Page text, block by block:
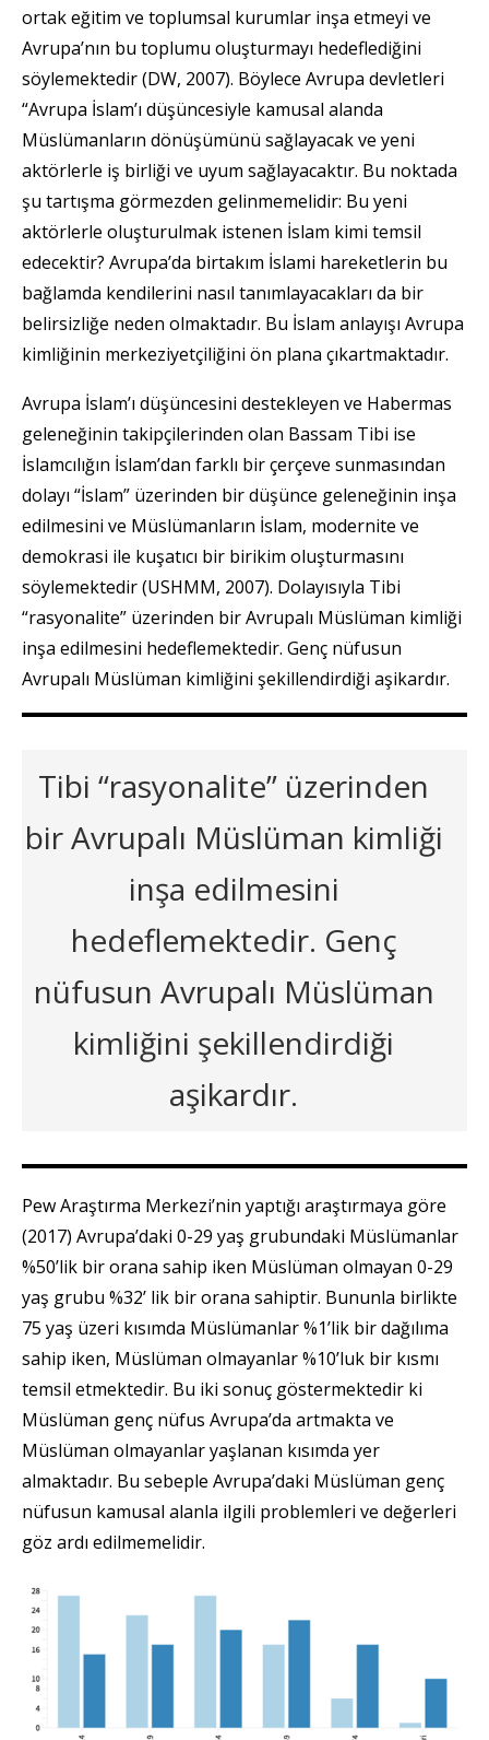
ortak eğitim ve toplumsal kurumlar inşa etmeyi ve
Avrupa’nın bu toplumu oluşturmayı hedeflediğini
söylemektedir (DW, 2007). Böylece Avrupa devletleri
“Avrupa İslam’ı düşüncesiyle kamusal alanda
Müslümanların dönüşümünü sağlayacak ve yeni
aktörlerle iş birliği ve uyum sağlayacaktır. Bu noktada
şu tartışma görmezden gelinmemelidir: Bu yeni
aktörlerle oluşturulmak istenen İslam kimi temsil
edecektir? Avrupa’da birtakım İslami hareketlerin bu
bağlamda kendilerini nasıl tanımlayacakları da bir
belirsizliğe neden olmaktadır. Bu İslam anlayışı Avrupa
kimliğinin merkeziyetçiliğini ön plana çıkartmaktadır.
Avrupa İslam’ı düşüncesini destekleyen ve Habermas
geleneğinin takipçilerinden olan Bassam Tibi ise
İslamcılığın İslam’dan farklı bir çerçeve sunmasından
dolayı “İslam” üzerinden bir düşünce geleneğinin inşa
edilmesini ve Müslümanların İslam, modernite ve
demokrasi ile kuşatıcı bir birikim oluşturmasını
söylemektedir (USHMM, 2007). Dolayısıyla Tibi
“rasyonalite” üzerinden bir Avrupalı Müslüman kimliği
inşa edilmesini hedeflemektedir. Genç nüfusun
Avrupalı Müslüman kimliğini şekillendirdiği aşikardır.
Tibi “rasyonalite” üzerinden
bir Avrupalı Müslüman kimliği
inşa edilmesini
hedeflemektedir. Genç
nüfusun Avrupalı Müslüman
kimliğini şekillendirdiği
aşikardır.
Pew Araştırma Merkezi’nin yaptığı araştırmaya göre
(2017) Avrupa’daki 0-29 yaş grubundaki Müslümanlar
%50’lik bir orana sahip iken Müslüman olmayan 0-29
yaş grubu %32’ lik bir orana sahiptir. Bununla birlikte
75 yaş üzeri kısımda Müslümanlar %1’lik bir dağılıma
sahip iken, Müslüman olmayanlar %10’luk bir kısmı
temsil etmektedir. Bu iki sonuç göstermektedir ki
Müslüman genç nüfus Avrupa’da artmakta ve
Müslüman olmayanlar yaşlanan kısımda yer
almaktadır. Bu sebeple Avrupa’daki Müslüman genç
nüfusun kamusal alanla ilgili problemleri ve değerleri
göz ardı edilmemelidir.